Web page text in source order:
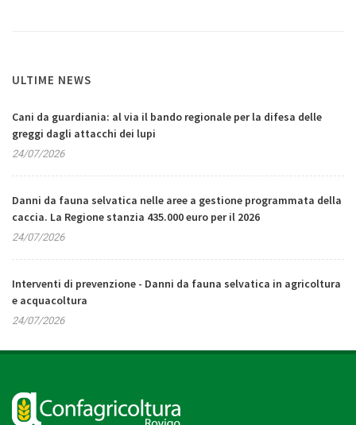
ULTIME NEWS
Cani da guardiania: al via il bando regionale per la difesa delle
greggi dagli attacchi dei lupi
24/07/2026
Danni da fauna selvatica nelle aree a gestione programmata della
caccia. La Regione stanzia 435.000 euro per il 2026
24/07/2026
Interventi di prevenzione - Danni da fauna selvatica in agricoltura
e acquacoltura
24/07/2026